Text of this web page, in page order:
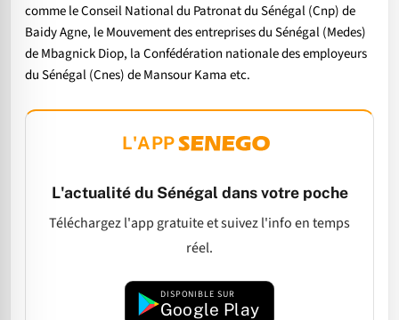
comme le Conseil National du Patronat du Sénégal (Cnp) de
Baidy Agne, le Mouvement des entreprises du Sénégal (Medes)
de Mbagnick Diop, la Confédération nationale des employeurs
du Sénégal (Cnes) de Mansour Kama etc.
L'APP
L'actualité du Sénégal dans votre poche
Téléchargez l'app gratuite et suivez l'info en temps
réel.
DISPONIBLE SUR
Google Play